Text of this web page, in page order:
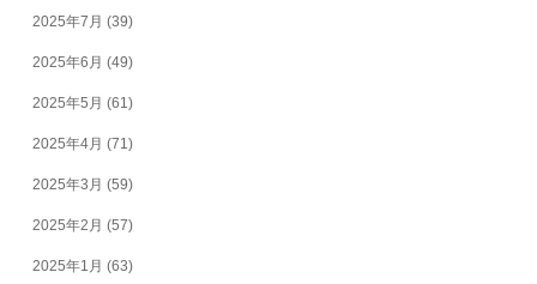
2025年7月 (39)
2025年6月 (49)
2025年5月 (61)
2025年4月 (71)
2025年3月 (59)
2025年2月 (57)
2025年1月 (63)